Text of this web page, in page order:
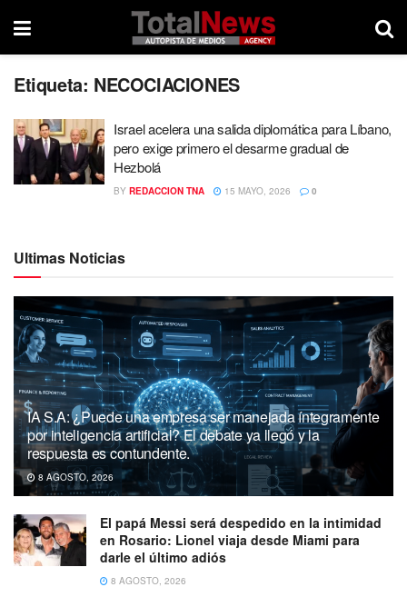
Etiqueta: NECOCIACIONES
Israel acelera una salida diplomática para Líbano,
pero exige primero el desarme gradual de
Hezbolá
BY REDACCION TNA 15 MAYO, 2026 0
Ultimas Noticias
IA S.A: ¿Puede una empresa ser manejada íntegramente
por inteligencia artificial? El debate ya llegó y la
respuesta es contundente.
8 AGOSTO, 2026
El papá Messi será despedido en la intimidad
en Rosario: Lionel viaja desde Miami para
darle el último adiós
8 AGOSTO, 2026